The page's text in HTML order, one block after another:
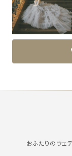
おふたりのウェ